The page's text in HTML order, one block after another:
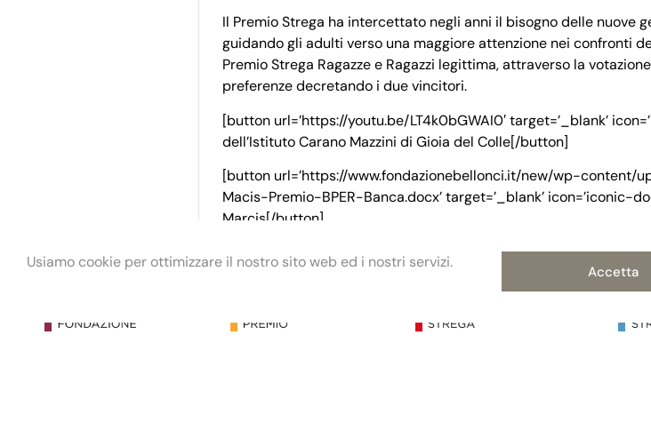
Usiamo cookie per ottimizzare il nostro sito web ed i nostri servizi.
Accetta
Il Premio Strega ha intercettato negli anni il bisogno delle nuove
guidando gli adulti verso una maggiore attenzione nei confronti
Premio Strega Ragazze e Ragazzi legittima, attraverso la
preferenze decretando i due vincitori.
[button url=’https://youtu.be/LT4k0bGWAI0′ target=’_blank’
dell’Istituto Carano Mazzini di Gioia del Colle[/button]
[button url=’https://www.fondazionebellonci.it/new/wp-
Macis-Premio-BPER-Banca.docx’ target=’_blank’ icon=’iconic-
Marcis[/button]